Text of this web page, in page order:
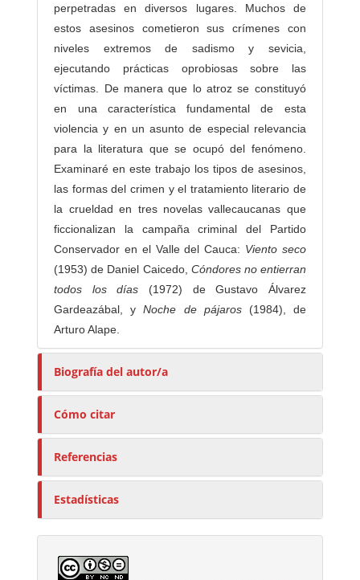
perpetradas en diversos lugares. Muchos de
estos asesinos cometieron sus crímenes con
niveles extremos de sadismo y sevicia,
ejecutando prácticas oprobiosas sobre las
víctimas. De manera que lo atroz se constituyó
en una característica fundamental de esta
violencia y en un asunto de especial relevancia
para la literatura que se ocupó del fenómeno.
Examinaré en este trabajo los tipos de asesinos,
las formas del crimen y el tratamiento literario de
la crueldad en tres novelas vallecaucanas que
ficcionalizan la campaña criminal del Partido
Conservador en el Valle del Cauca: Viento seco
(1953) de Daniel Caicedo, Cóndores no entierran
todos los días (1972) de Gustavo Álvarez
Gardeazábal, yNoche de pájaros (1984), de
Arturo Alape.
Biografía del autor/a
Cómo citar
Referencias
Estadísticas